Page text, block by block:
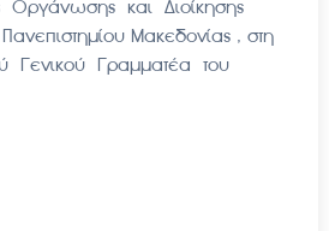
Οργάνωσης και Διοίκησης
Μακεδονίας , στη
Γενικού Γραμματέα του